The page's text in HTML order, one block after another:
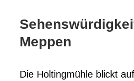
Meppen
Die Holtingmühle blickt